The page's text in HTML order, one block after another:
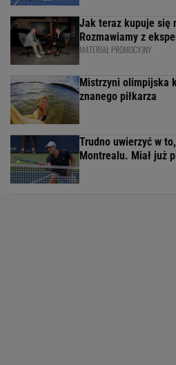
Jak teraz kupuje się
Rozmawiamy z
MATERIAŁ PROMOCYJNY
Mistrzyni olimpijska
znanego piłkarza
Trudno uwierzyć w
Montrealu. Miał już